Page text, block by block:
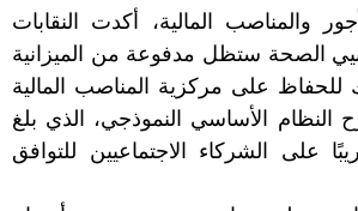
والمناصب المالية، أكدت النقابات
الصحة ستظل مدفوعة من الميزانية
للحفاظ على مركزية المناصب المالية
النظام الأساسي النموذجي، الذي بلغ
على الشركاء الاجتماعيين للتوافق